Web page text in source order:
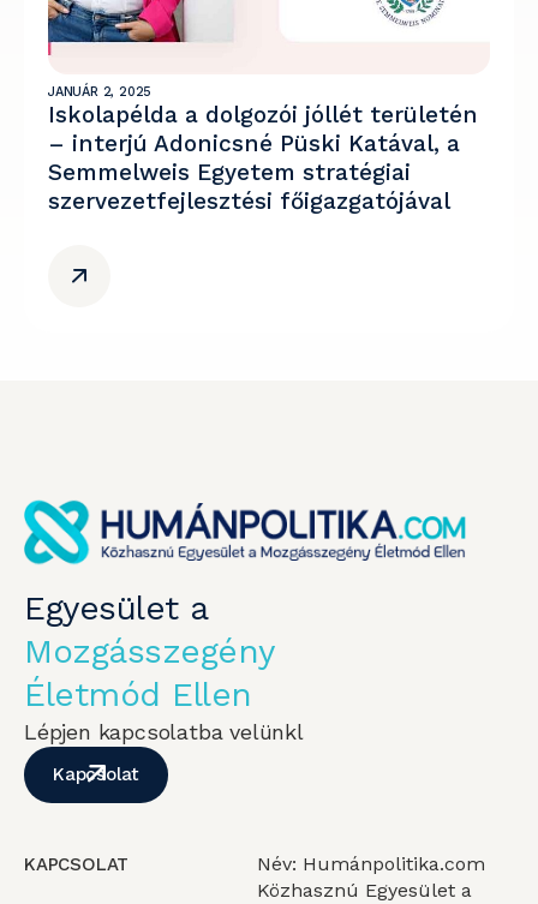
JANUÁR 2, 2025
Iskolapélda a dolgozói jóllét területén
– interjú Adonicsné Püski Katával, a
Semmelweis Egyetem stratégiai
szervezetfejlesztési főigazgatójával
Egyesület a
Mozgásszegény
Életmód Ellen
Lépjen kapcsolatba velünkl
Kapcsolat
KAPCSOLAT
Név: Humánpolitika.com
Közhasznú Egyesület a